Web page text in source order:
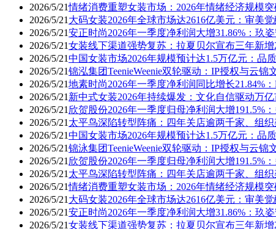
2026/5/21情绪消费重塑女装市场：2026年情绪经济规模
2026/5/21 大码女装2026年全球市场达2616亿美元：审美
2026/5/21安正时尚2026年一季度净利润大增31.86%：玖
2026/5/21女装线下渠道强势复苏：拉夏贝尔宣布三年新增
2026/5/21中国女装市场2026年规模预计达1.5万亿元：品
2026/5/21锦泓集团TeenieWeenie双轮驱动：IP授权与云锦
2026/5/21地素时尚2026年一季度净利润同比增长21.84%
2026/5/21 新中式女装2026年持续爆发：文化自信驱动万
2026/5/21 欣贺股份2026年一季度归母净利润大增191.5%
2026/5/21 太平鸟深陷转型阵痛：四年关店逾两千家、组
2026/5/21中国女装市场2026年规模预计达1.5万亿元：品
2026/5/21锦泳集团TeenieWeenie双轮驱动：IP授权与云锦
2026/5/21 欣贺股份2026年一季度归母净利润大增191.5%
2026/5/21 太平鸟深陷转型阵痛：四年关店逾两千家、组
2026/5/21情绪消费重塑女装市场：2026年情绪经济规模
2026/5/21 大码女装2026年全球市场达2616亿美元：审美
2026/5/21安正时尚2026年一季度净利润大增31.86%：玖
2026/5/21女装线下渠道强势复苏：拉夏贝尔宣布三年新增